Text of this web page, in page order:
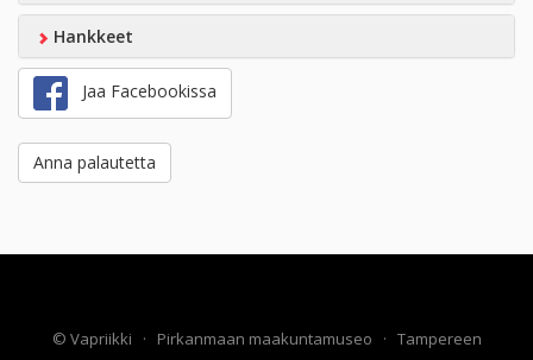
Hankkeet
Jaa Facebookissa
Anna palautetta
© Vapriikki · Pirkanmaan maakuntamuseo · Tampereen